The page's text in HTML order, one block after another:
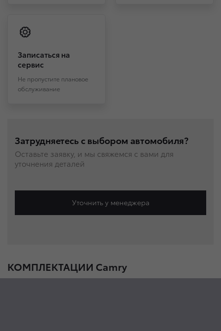
Записаться на
сервис
Не пропустите плановое
обслуживание
Затрудняетесь с выбором автомобиля?
Оставьте заявку, и мы свяжемся с вами для
уточнения деталей
Уточнить у менеджера
КОМПЛЕКТАЦИИ Camry